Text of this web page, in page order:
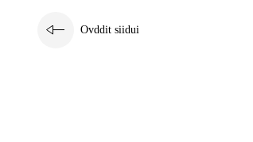
Ovddit siidui